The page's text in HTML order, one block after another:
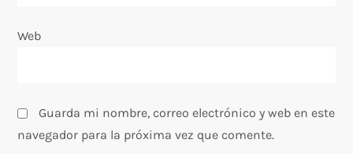
Web
Guarda mi nombre, correo electrónico y web en este
navegador para la próxima vez que comente.